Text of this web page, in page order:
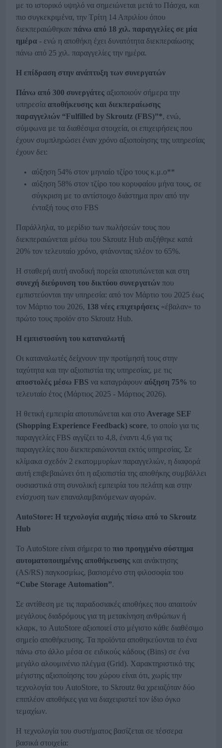
με το ιστορικό υψηλό να σημειώνεται μετά το Πάσχα, και
πιο συγκεκριμένα, την Τρίτη 14 Απριλίου όπου
διεκπεραιώθηκαν πάνω από 18 χιλ. παραγγελίες σε μία
ημέρα - ενώ η αποθήκη έχει δυνατότητα διεκπεραίωσης
πάνω από 25 χιλ. παραγγελίες την ημέρα.
Η επίδραση στην ανάπτυξη των συνεργατών
Πάνω από 300 συνεργάτες αξιοποιούν σήμερα την
υπηρεσία αποθήκευσης και διεκπεραίωσης
παραγγελιών “Fulfilled by Skroutz (FBS)”*, ενώ,
σύμφωνα με τα διαθέσιμα στοιχεία, οι επιχειρήσεις που
έχουν συμπληρώσει έναν χρόνο αξιοποίησης της υπηρεσίας
έχουν δει:
αύξηση 54% στον μηνιαίο τζίρο τους κ.μ.ο**
αύξηση 58% στον τζίρο του κορυφαίου μήνα τους, σε
σύγκριση με το αντίστοιχο διάστημα πριν από την
ένταξή τους στο FBS
Παράλληλα, το μερίδιο των πωλήσεών τους που
διεκπεραιώνεται μέσω του Skroutz Hub αυξήθηκε κατά
20% τον τελευταίο χρόνο, φτάνοντας πλέον το 65%.
Η σταθερή αυτή ανοδική πορεία αποτυπώνεται και στη
συνεχή διεύρυνση του δικτύου συνεργατών που
εμπιστεύονται την υπηρεσία: από τον Μάρτιο του 2025 έως
τον Μάρτιο του 2026, 138 νέες επιχειρήσεις «έβαλαν» το
πρώτο τους προϊόν στο Skroutz Hub.
Η εμπιστοσύνη του καταναλωτή
Οι καταναλωτές δείχνουν την προτίμησή τους στην
ταχύτητα και την αξιοπιστία της υπηρεσίας, με τις
αποστολές μέσω FBS να καταγράφουν αύξηση 75% το
τελευταίο έτος (Μάρτιος 2025 - Μάρτιος 2026).
Η θετική εμπειρία αποτυπώνεται και στο Average SEF
(Shopping Experience Feedback) score, το οποίο για τις
παραγγελίες FBS αγγίζει το 4,8, έναντι 4,6 για τις
παραγγελίες που διεκπεραιώνονται εκτός υπηρεσίας. Σε
κλίμακα σχεδόν 2 εκατομμυρίων παραγγελιών, η διαφορά
αυτή επιβεβαιώνει ότι η αξιοπιστία της αποθήκης συμβάλλει
ουσιαστικά στη συνολική εμπειρία του πελάτη και στην
ενίσχυση των επαναλαμβανόμενων αγορών.
AutoStore: Η τεχνολογία αιχμής πίσω από το Skroutz
Hub
Το AutoStore είναι σήμερα το πιο προηγμένο σύστημα
αυτοματοποιημένης αποθήκευσης και ανάκτησης
(AS/RS) παγκοσμίως, βασισμένο στη φιλοσοφία του
“Cube Storage Automation”.
Σε αντίθεση με τις παραδοσιακές αποθήκες που απαιτούν
μεγάλους διαδρόμους για τη μετακίνηση ανθρώπων ή
κλαρκ, το AutoStore αξιοποιεί στο μέγιστο κάθε διαθέσιμο
σημείο αποθήκευσης. Τα προϊόντα αποθηκεύονται το ένα
πάνω στο άλλο μέσα σε ειδικούς κάδους (Bins) σε ένα
μεγάλο αλουμινένιο πλέγμα (Grid). Χαρακτηριστικό της
μέγιστης αξιοποίησης του χώρου είναι ότι, χωρίς την
τεχνολογία του AutoStore, το Skroutz θα χρειαζόταν δύο
επιπλέον αποθήκες για να διαχειριστεί τον ίδιο όγκο
τεμαχίων.
Η τεχνολογία του συστήματος βασίζεται σε τέσσερα
βασικά στοιχεία: